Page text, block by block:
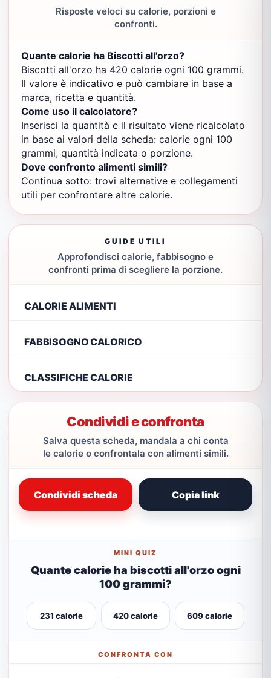
Risposte veloci su calorie, porzioni e
confronti.
Quante calorie ha Biscotti all'orzo?
Biscotti all'orzo ha 420 calorie ogni 100 grammi.
Il valore è indicativo e può cambiare in base a
marca, ricetta e quantità.
Come uso il calcolatore?
Inserisci la quantità e il risultato viene ricalcolato
in base ai valori della scheda: calorie ogni 100
grammi, quantità indicata o porzione.
Dove confronto alimenti simili?
Continua sotto: trovi alternative e collegamenti
utili per confrontare altre calorie.
GUIDE UTILI
Approfondisci calorie, fabbisogno e
confronti prima di scegliere la porzione.
CALORIE ALIMENTI
FABBISOGNO CALORICO
CLASSIFICHE CALORIE
Condividi e confronta
Salva questa scheda, mandala a chi conta
le calorie o confrontala con alimenti simili.
Condividi scheda Copia link
MINI QUIZ
Quante calorie ha biscotti all'orzo ogni
100 grammi?
231 calorie 420 calorie 609 calorie
CONFRONTA CON